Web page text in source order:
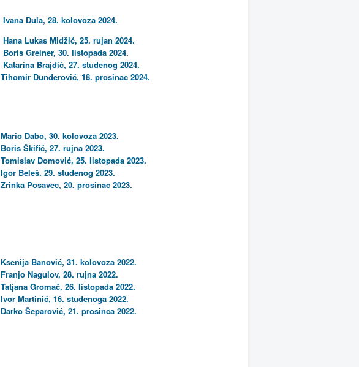
Ivana Đula, 28. kolovoza 2024.
Hana Lukas Midžić, 25. rujan 2024.
Boris Greiner, 30. listopada 2024.
Katarina Brajdić, 27. studenog 2024.
Tihomir Dunđerović, 18. prosinac 2024.
Mario Dabo, 30. kolovoza 2023.
Boris Škifić, 27. rujna 2023.
Tomislav Domović, 25. listopada 2023.
Igor Beleš. 29. studenog 2023.
Zrinka Posavec, 20. prosinac 2023.
Ksenija Banović, 31. kolovoza 2022.
Franjo Nagulov, 28. rujna 2022.
Tatjana Gromač, 26. listopada 2022.
Ivor Martinić, 16. studenoga 2022.
Darko Šeparović, 21. prosinca 2022.